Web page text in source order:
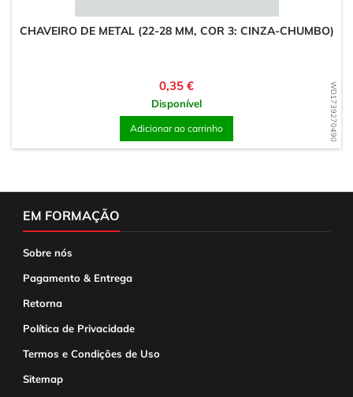
WD1739270490
CHAVEIRO DE METAL (22-28 MM, COR 3: CINZA-CHUMBO)
Preço
0,35 €
Disponível
Adicionar ao carrinho
EM FORMAÇÃO
Sobre nós
Pagamento & Entrega
Retorna
Política de Privacidade
Termos e Condições de Uso
Sitemap